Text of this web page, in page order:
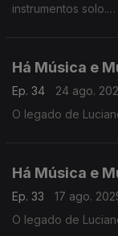
instrumentos solo.
Há Música e
Ep. 34
24 ago.
O legado de
Há Música e
Ep. 33
17 ago.
O legado de